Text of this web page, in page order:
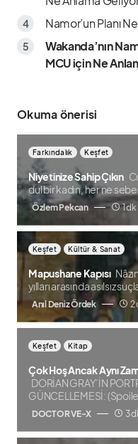
Namor’un Planı
Wakanda’nın
MCU için Ne
Okuma önerisi
Farkındalık Keşfet
Niyetinize Sahip Çıkın
dul bir kadın, her ne
Özlem Pekcan 1 dk
Keşfet Kültür & Sanat
Mapushane Kapısı
yılları arasında asılsız
Anıl Deniz Ördek 2
Keşfet Kitap
Çok Hoş Ancak Aynı
DORİAN GRAY’İN
GÜNCELLEMESİ:
DOCTOR VE-X 3